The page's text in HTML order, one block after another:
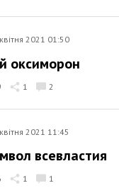
2021 01:50
оксиморон
1 2
2021 11:45
всевластия
1 1